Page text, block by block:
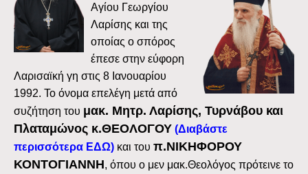
Αγίου Γεωργίου
Λαρίσης και της
οποίας ο σπόρος
έπεσε στην εύφορη
Λαρισαϊκή γη στις 8 Ιανουαρίου
1992. Το όνομα επελέγη μετά από
συζήτηση του μακ. Μητρ. Λαρίσης, Τυρνάβου και
Πλαταμώνος κ.ΘΕΟΛΟΓΟΥ (Διαβάστε
περισσότερα ΕΔΩ) και του π.ΝΙΚΗΦΟΡΟΥ
ΚΟΝΤΟΓΙΑΝΝΗ, όπου ο μεν μακ.Θεολόγος πρότεινε το